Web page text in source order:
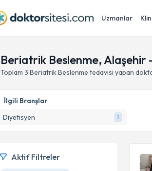
Uzmanlar
Beriatrik Beslenme, Alaşehir
Toplam 3 Beriatrik Beslenme tedavisi yapan
İlgili Branşlar
Diyetisyen
1
Aktif Filtreler